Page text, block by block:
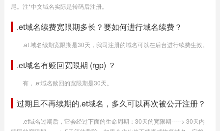
尾。注*中文域名实际是转码后注册。
.et域名续费宽限期多长？要如何进行域名续费？
.et 域名续期宽限期是30天，我司注册的域名可以在后台进行续费生效。
.et域名有赎回宽限期 (rgp) ？
有，.et域名赎回的宽限期是30天。
过期且不再续期的.et域名，多久可以再次被公开注册？
.et域名过期后，它会经过下面的生命周期：30天的宽限期-----> 30天内